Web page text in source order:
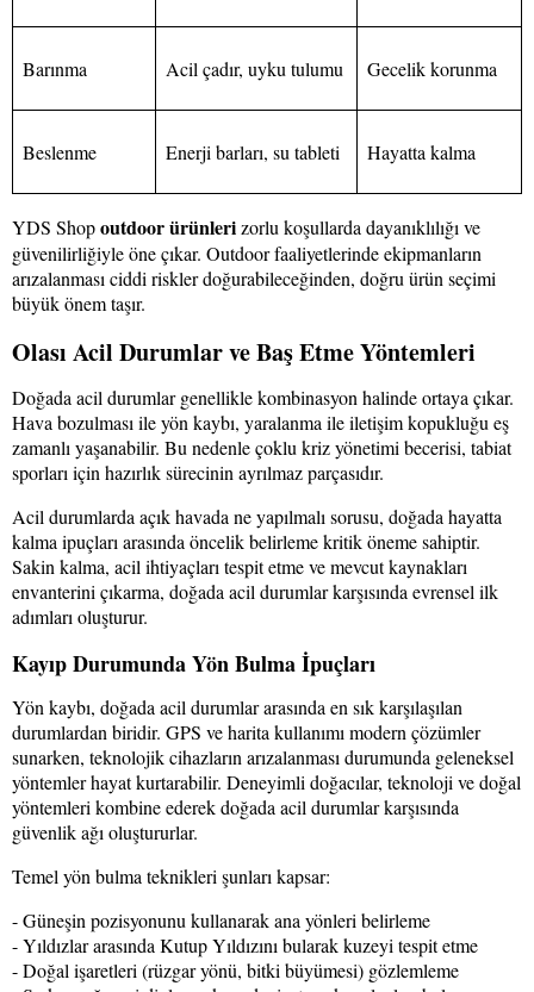
Barınma Acil çadır, uyku tulumu Gecelik korunma
Beslenme Enerji barları, su tableti Hayatta kalma
YDS Shopoutdoor ürünlerizorlu koşullarda dayanıklılığı ve
güvenilirliğiyle öne çıkar. Outdoor faaliyetlerinde ekipmanların
arızalanması ciddi riskler doğurabileceğinden, doğru ürün seçimi
büyük önem taşır.
Olası Acil Durumlar ve Baş Etme Yöntemleri
Doğada acil durumlar genellikle kombinasyon halinde ortaya çıkar.
Hava bozulması ile yön kaybı, yaralanma ile iletişim kopukluğu eş
zamanlı yaşanabilir. Bu nedenle çoklu kriz yönetimi becerisi, tabiat
sporları için hazırlık sürecinin ayrılmaz parçasıdır.
Acil durumlarda açık havada ne yapılmalı sorusu, doğada hayatta
kalma ipuçları arasında öncelik belirleme kritik öneme sahiptir.
Sakin kalma, acil ihtiyaçları tespit etme ve mevcut kaynakları
envanterini çıkarma, doğada acil durumlar karşısında evrensel ilk
adımları oluşturur.
Kayıp Durumunda Yön Bulma İpuçları
Yön kaybı, doğada acil durumlar arasında en sık karşılaşılan
durumlardan biridir. GPS ve harita kullanımı modern çözümler
sunarken, teknolojik cihazların arızalanması durumunda geleneksel
yöntemler hayat kurtarabilir. Deneyimli doğacılar, teknoloji ve doğal
yöntemleri kombine ederek doğada acil durumlar karşısında
güvenlik ağı oluştururlar.
Temel yön bulma teknikleri şunları kapsar:
- Güneşin pozisyonunu kullanarak ana yönleri belirleme
- Yıldızlar arasında Kutup Yıldızını bularak kuzeyi tespit etme
- Doğal işaretleri (rüzgar yönü, bitki büyümesi) gözlemleme